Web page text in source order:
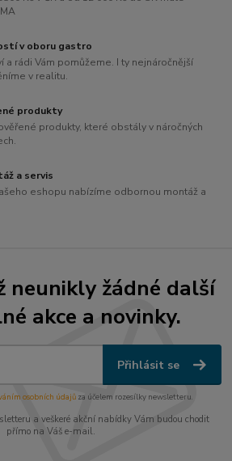
v oboru gastro
a rádi Vám pomůžeme. I ty nejnáročnější
v realitu.
produkty
produkty, které obstály v náročných
a servis
eshopu nabízíme odbornou montáž a
neunikly žádné další
akce a novinky.
Přihlásit se
osobních údajůza účelem rozesílky newsletteru.
a veškeré akční nabídky Vám budou chodit
přímo na Váš e-mail.